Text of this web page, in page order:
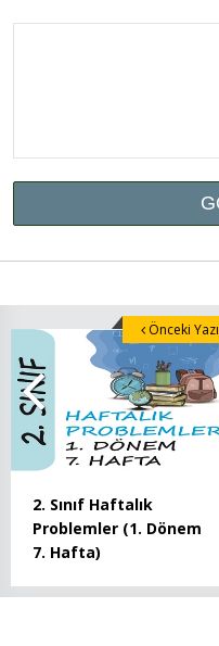
2. Sınıf Haftalık
Problemler (1. Dönem
7. Hafta)
Önceki Yazı